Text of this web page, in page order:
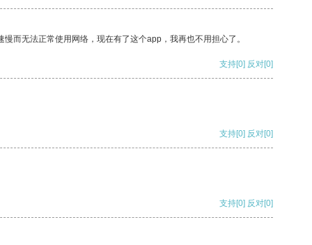
而无法正常使用网络，现在有了这个app，我再也不用担心了。
支持[0] 反对[0]
支持[0] 反对[0]
支持[0] 反对[0]